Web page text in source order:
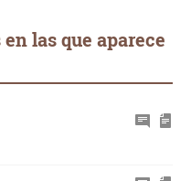
las que aparece